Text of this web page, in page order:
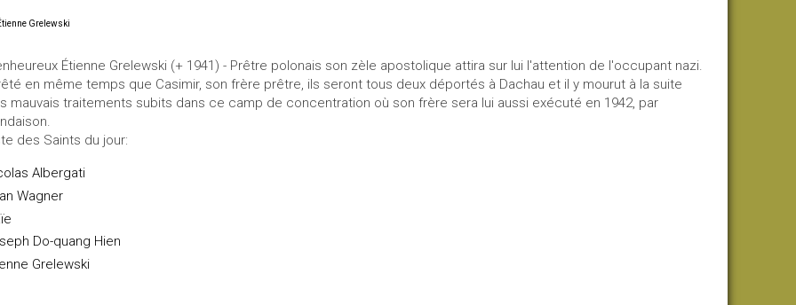
Grelewski
Étienne Grelewski (+ 1941) - Prêtre polonais son zèle apostolique attira sur lui l'attention de l'occupant nazi.
en même temps que Casimir, son frère prêtre, ils seront tous deux déportés à Dachau et il y mourut à la suite
mauvais traitements subits dans ce camp de concentration où son frère sera lui aussi exécuté en 1942, par
des Saints du jour:
Albergati
Wagner
Do-quang Hien
Grelewski